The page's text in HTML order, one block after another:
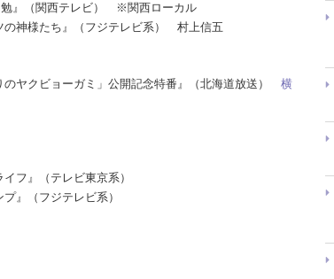
』（関西テレビ） ※関西ローカル
の神様たち』（フジテレビ系） 村上信五
ヤクビョーガミ」公開記念特番』（北海道放送） 横
フ』（テレビ東京系）
』（フジテレビ系）